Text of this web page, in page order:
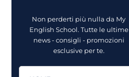
Non perderti più nulla da My
English School. Tutte le ultime
news - consigli - promozioni
esclusive per te.